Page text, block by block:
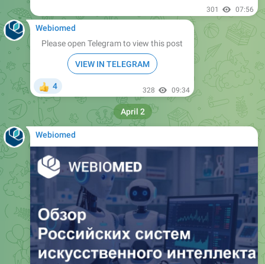
301 07:56
Webiomed
Please open Telegram to view this post
VIEW IN TELEGRAM
4 328 09:34
Webiomed
April 2